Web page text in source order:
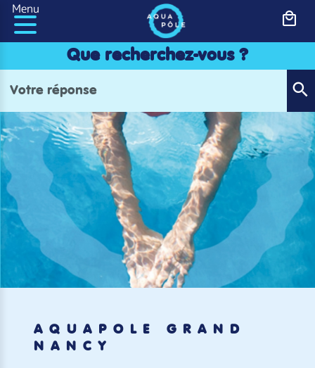
Panneau de gestion des cookies
Menu
Que recherchez-vous ?
AQUAPÔLE GRAND
NANCY